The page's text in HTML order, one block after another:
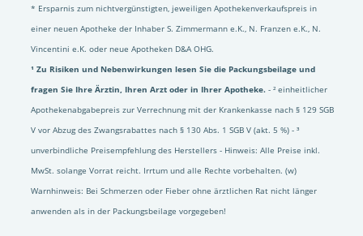
* Ersparnis zum nichtvergünstigten, jeweiligen Apothekenverkaufspreis in
einer neuen Apotheke der Inhaber S. Zimmermann e.K., N. Franzen e.K., N.
Vincentini e.K. oder neue Apotheken D&A OHG.
¹ Zu Risiken und Nebenwirkungen lesen Sie die Packungsbeilage und
fragen Sie Ihre Ärztin, Ihren Arzt oder in Ihrer Apotheke. - ² einheitlicher
Apothekenabgabepreis zur Verrechnung mit der Krankenkasse nach § 129 SGB
V vor Abzug des Zwangsrabattes nach § 130 Abs. 1 SGB V (akt. 5 %) - ³
unverbindliche Preisempfehlung des Herstellers - Hinweis: Alle Preise inkl.
MwSt. solange Vorrat reicht. Irrtum und alle Rechte vorbehalten. (w)
Warnhinweis: Bei Schmerzen oder Fieber ohne ärztlichen Rat nicht länger
anwenden als in der Packungsbeilage vorgegeben!